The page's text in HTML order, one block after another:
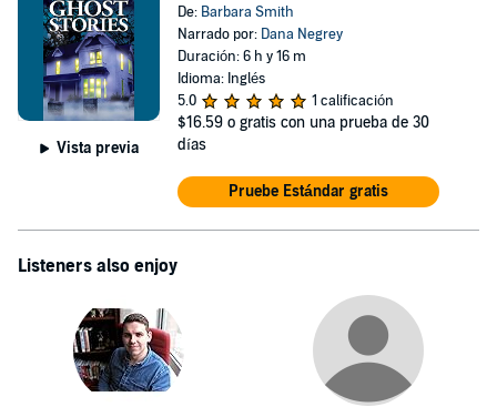
Vista previa
De: Barbara Smith
Narrado por: Dana Negrey
Duración: 6 h y 16 m
Idioma: Inglés
5.0
1 calificación
$16.59 o gratis con una prueba de 30
días
Pruebe Estándar gratis
Listeners also enjoy